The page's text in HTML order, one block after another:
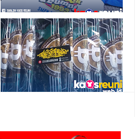
Sablon Kaos Reuni Desain Banyak
Pilihan - Kirim Ke Seluruh Indonesia
(3)